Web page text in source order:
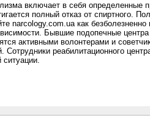
включает в себя определенные
полный отказ от спиртного.
narcology.com.ua как
Бывшие подопечные
активными волонтерами и
реабилитационного